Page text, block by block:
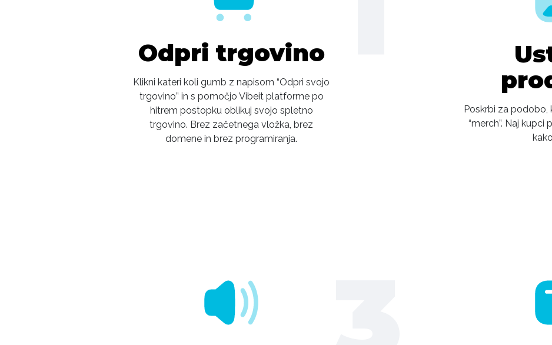
Odpri trgovino
Klikni kateri koli gumb z napisom “Odpri svojo
trgovino” in s pomočjo Vibeit platforme po
hitrem postopku oblikuj svojo spletno
trgovino. Brez začetnega vložka, brez
domene in brez programiranja.
Poskrbi za podobo,
“merch”. Naj